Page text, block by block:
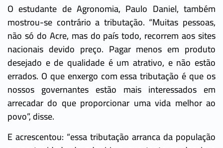
O estudante de Agronomia, Paulo Daniel, também
mostrou-se contrário a tributação. “Muitas pessoas,
não só do Acre, mas do país todo, recorrem aos sites
nacionais devido preço. Pagar menos em produto
desejado e de qualidade é um atrativo, e não estão
errados. O que enxergo com essa tributação é que os
nossos governantes estão mais interessados em
arrecadar do que proporcionar uma vida melhor ao
povo”, disse.
E acrescentou: “essa tributação arranca da população